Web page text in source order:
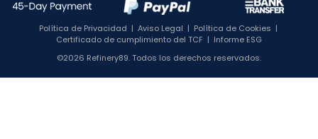
Política de Privacidad | Aviso Legal | Política de Cookies |
Certificado de cumplimiento del TCF | Informe ESG
©2026 Refinery89. Todos los derechos reservados.